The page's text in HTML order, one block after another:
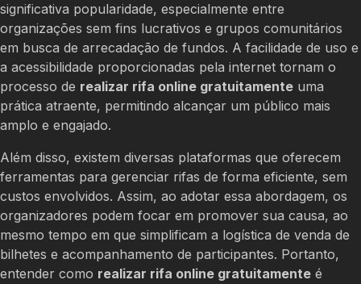
significativa popularidade, especialmente entre
organizações sem fins lucrativos e grupos comunitários
em busca de arrecadação de fundos. A facilidade de uso e
a acessibilidade proporcionadas pela internet tornam o
processo de realizar rifa online gratuitamente uma
prática atraente, permitindo alcançar um público mais
amplo e engajado.
Além disso, existem diversas plataformas que oferecem
ferramentas para gerenciar rifas de forma eficiente, sem
custos envolvidos. Assim, ao adotar essa abordagem, os
organizadores podem focar em promover sua causa, ao
mesmo tempo em que simplificam a logística de venda de
bilhetes e acompanhamento de participantes. Portanto,
entender como realizar rifa online gratuitamente é